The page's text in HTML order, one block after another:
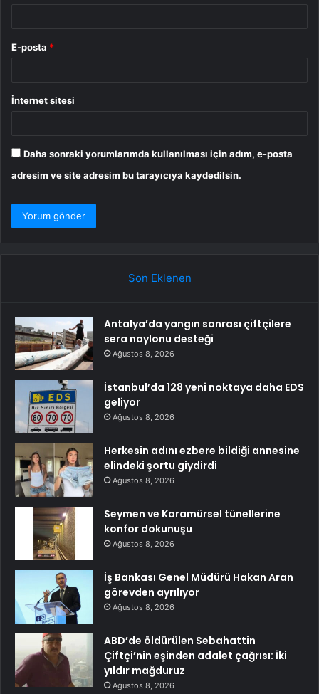
E-posta *
İnternet sitesi
Daha sonraki yorumlarımda kullanılması için adım, e-posta
adresim ve site adresim bu tarayıcıya kaydedilsin.
Son Eklenen
Antalya’da yangın sonrası çiftçilere
sera naylonu desteği
Ağustos 8, 2026
İstanbul’da 128 yeni noktaya daha EDS
geliyor
Ağustos 8, 2026
Herkesin adını ezbere bildiği annesine
elindeki şortu giydirdi
Ağustos 8, 2026
Seymen ve Karamürsel tünellerine
konfor dokunuşu
Ağustos 8, 2026
İş Bankası Genel Müdürü Hakan Aran
görevden ayrılıyor
Ağustos 8, 2026
ABD’de öldürülen Sebahattin
Çiftçi’nin eşinden adalet çağrısı: İki
yıldır mağduruz
Ağustos 8, 2026